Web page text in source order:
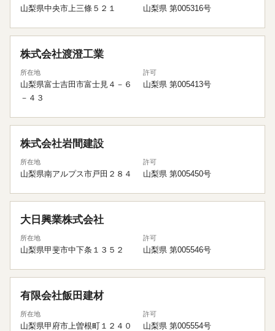
山梨県中央市上三條５２１ 山梨県 第005316号
株式会社渡澄工業
所在地
山梨県富士吉田市富士見４－６
－４３
許可
山梨県 第005413号
株式会社岩間建設
所在地
山梨県南アルプス市戸田２８４
許可
山梨県 第005450号
大日興業株式会社
所在地
山梨県甲斐市中下条１３５２
許可
山梨県 第005546号
有限会社飯田建材
所在地
山梨県甲府市上曽根町１２４０
許可
山梨県 第005554号